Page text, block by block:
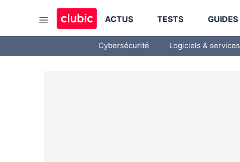
ACTUS TESTS GUIDES
Cybersécurité Logiciels & services